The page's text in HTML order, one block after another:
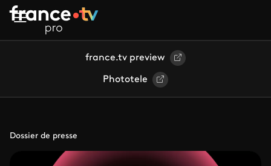
Aller au contenu principal
france.tv preview
Phototele
Dossier de presse